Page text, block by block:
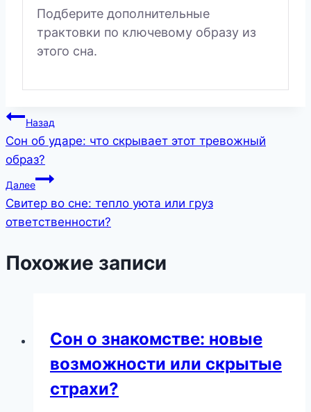
Подберите дополнительные
трактовки по ключевому образу из
этого сна.
Навигация
по
записям
Назад
Сон об ударе: что скрывает этот тревожный
образ?
Далее
Свитер во сне: тепло уюта или груз
ответственности?
Похожие записи
Сон о знакомстве: новые
возможности или скрытые
страхи?